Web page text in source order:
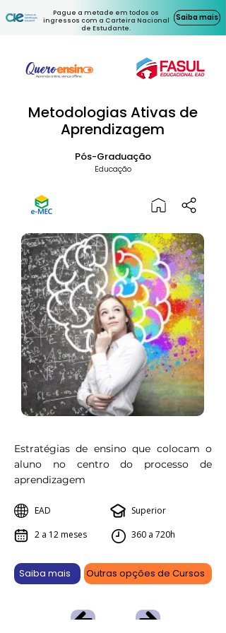
Pague a metade em todos os
ingressos com a Carteira Nacional
de Estudante.
Saiba mais
Metodologias Ativas de
Aprendizagem
Pós-Graduação
Educação
Estratégias de ensino que colocam o
aluno no centro do processo de
aprendizagem
EAD
2 a 12 meses
Superior
360 a 720h
Saiba mais Outras opções de Cursos